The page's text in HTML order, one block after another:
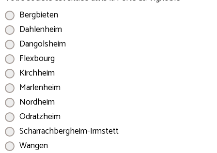
Bergbieten
Dahlenheim
Dangolsheim
Flexbourg
Kirchheim
Marlenheim
Nordheim
Odratzheim
Scharrachbergheim-Irmstett
Wangen